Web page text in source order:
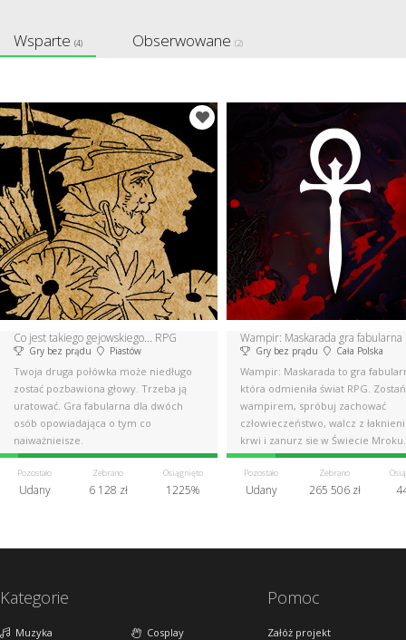
Wsparte (4) Obserwowane (2)
Co jest takiego gejowskiego... RPG
Gry bez prądu Piastów
Twoja druga połówka może niedługo
zostać pozbawiona głowy. Trzeba ją
uratować. Gra fabularna dla dwóch
osób opowiadająca o tym co
najważniejsze.
Pozostało
Udany
Zebrano
6 128 zł
Osiągnięto
1225%
Wampir: Maskarada gra fabularna
Gry bez prądu Cała Polska
Wampir: Maskarada to gra
która odmieniła świat RPG. Zostań
wampirem, spróbuj zachować
człowieczeństwo, walcz z
krwi i zanurz się w Świecie Mroku.
Pozostało
Udany
Zebrano
265 506 zł
Kategorie
Muzyka
Cosplay
Pomoc
Załóż projekt